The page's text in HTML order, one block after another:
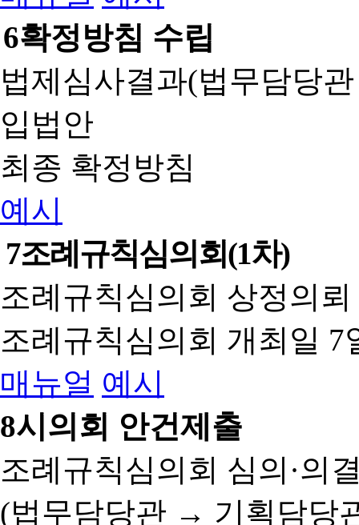
6확정방침 수립
법제심사결과(법무담당
입법안
최종 확정방침
예시
7조례규칙심의회(1차)
조례규칙심의회 상정의
조례규칙심의회 개최일 7
매뉴얼 예시
8시의회 안건제출
조례규칙심의회 심의·의
(법무담당관 → 기획담당